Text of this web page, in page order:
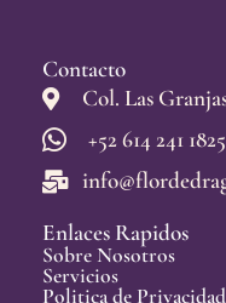
Contacto
Col. Las
+52 614 241 1825
Enlaces Rapidos
Sobre Nosotros
Servicios
Politica de Privacidad